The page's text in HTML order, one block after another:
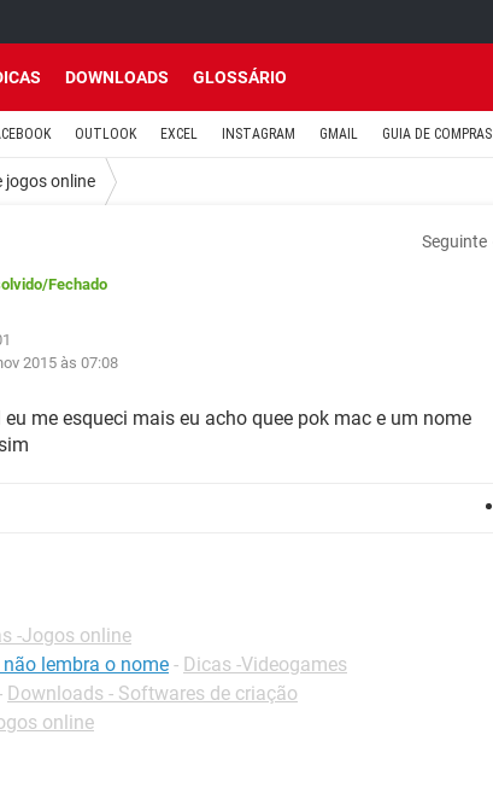
DOWNLOADS GLOSSÁRIO
OUTLOOK EXCEL INSTAGRAM GMAIL GUIA DE COMPRAS
jogos online
Seguinte
/Fechado
2015 às 07:08
me esqueci mais eu acho quee pok mac e um nome
-Jogos online
lembra o nome - Dicas -Videogames
Downloads - Softwares de criação
online